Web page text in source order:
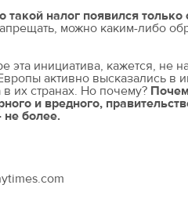
такой налог появился только
можно каким-либо
эта инициатива, кажется, не
активно высказались в
их странах. Но почему?
и вредного,
более.